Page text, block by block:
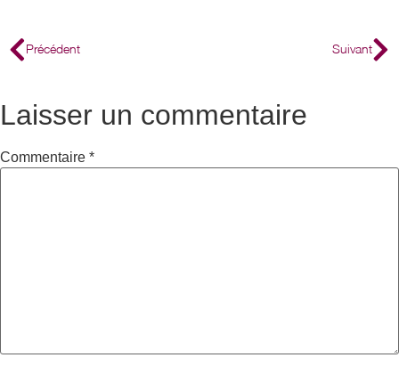
Précédent Suivant
Laisser un commentaire
Commentaire *